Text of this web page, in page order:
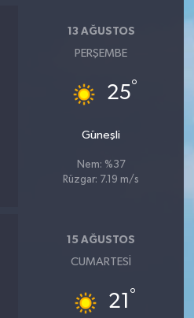
13 AĞUSTOS
PERŞEMBE
25°
Güneşli
Nem: %37
Rüzgar: 7.19 m/s
15 AĞUSTOS
CUMARTESI
21 °